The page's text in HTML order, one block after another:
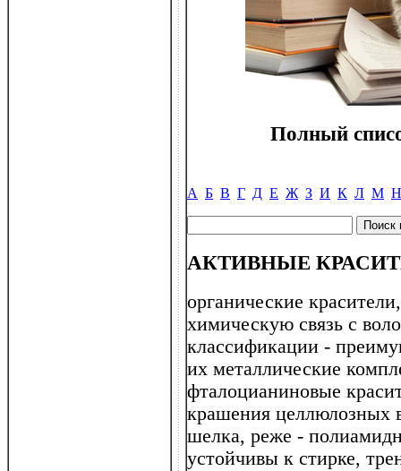
Полный
А Б В Г Д Е Ж З И К Л М Н
АКТИВНЫЕ
органические
химическую связь с
классификации -
их металлические
фталоцианиновые
крашения целлюлозных
шелка, реже -
устойчивы к стирке,